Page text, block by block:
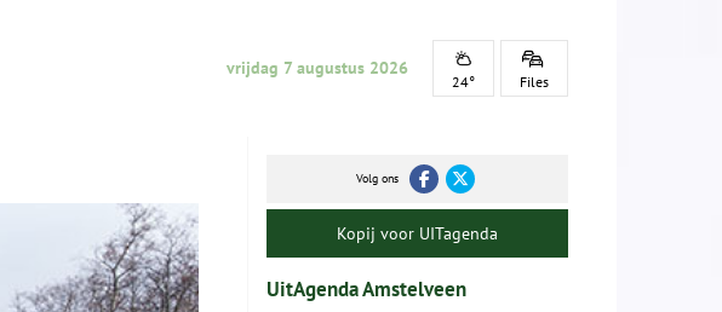
vrijdag 7 augustus 2026
24° Files
Volg ons
Kopij voor UITagenda
UitAgenda Amstelveen